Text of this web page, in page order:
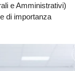
e Amministrativi)
di importanza